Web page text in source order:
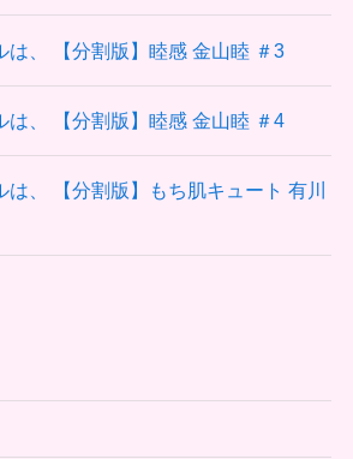
は、 【分割版】睦感 金山睦 ＃3
は、 【分割版】睦感 金山睦 ＃4
は、 【分割版】もち肌キュート 有川